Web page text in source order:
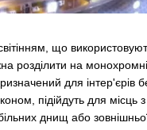
що
на монохромні
для інтер'єрів
підійдуть для місць
днищ або